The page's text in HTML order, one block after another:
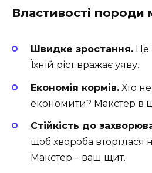
Властивості породи
Швидке зростання. Це
Їхній ріст вражає уяву.
Економія кормів. Хто
економити? Макстер в
Стійкість до
щоб хвороба вторглася
Макстер – ваш щит.